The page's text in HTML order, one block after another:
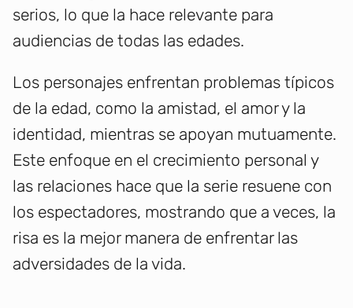
serios, lo que la hace relevante para
audiencias de todas las edades.
Los personajes enfrentan problemas típicos
de la edad, como la amistad, el amor y la
identidad, mientras se apoyan mutuamente.
Este enfoque en el crecimiento personal y
las relaciones hace que la serie resuene con
los espectadores, mostrando que a veces, la
risa es la mejor manera de enfrentar las
adversidades de la vida.